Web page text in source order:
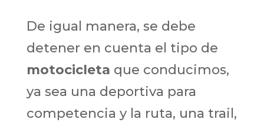
De igual manera, se debe
detener en cuenta el tipo de
motocicleta que conducimos,
ya sea una deportiva para
competencia y la ruta, una trail,